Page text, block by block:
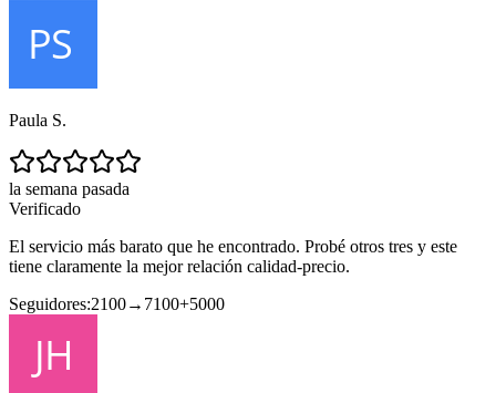
Paula S.
la semana pasada
Verificado
El servicio más barato que he encontrado. Probé otros tres y este
tiene claramente la mejor relación calidad-precio.
Seguidores:2100→ 7100+5000